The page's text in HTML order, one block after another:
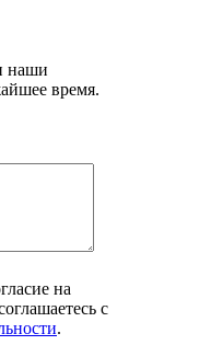
наши
время.
на
с
.